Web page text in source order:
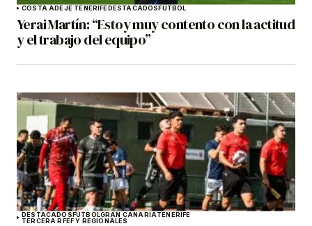
COSTA ADEJE TENERIFEDESTACADOSFÚTBOL
Yerai Martín: “Estoy muy contento con la actitud
y el trabajo del equipo”
DESTACADOSFÚTBOLGRAN CANARIATENERIFE
TERCERA RFEF Y REGIONALES